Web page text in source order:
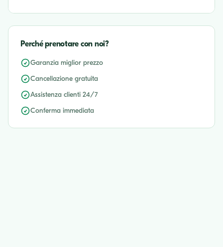
Perché prenotare con noi?
Garanzia miglior prezzo
Cancellazione gratuita
Assistenza clienti 24/7
Conferma immediata